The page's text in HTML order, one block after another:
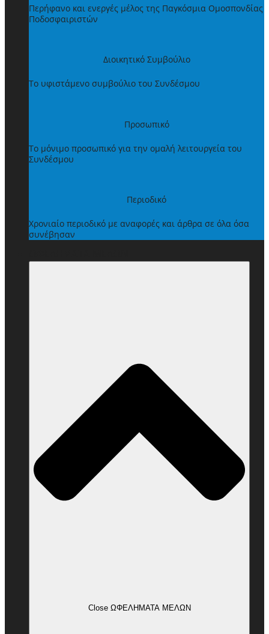
Περήφανο και ενεργές μέλος της Παγκόσμια Ομοσπονδίας
Ποδοσφαιριστών
Διοικητικό Συμβούλιο
Το υφιστάμενο συμβούλιο του Συνδέσμου
Προσωπικό
Το μόνιμο προσωπικό για την ομαλή λειτουργεία του
Συνδέσμου
Περιοδικό
Χρονιαίο περιοδικό με αναφορές και άρθρα σε όλα όσα
συνέβησαν
Close ΩΦΕΛΗΜΑΤΑ ΜΕΛΩΝ